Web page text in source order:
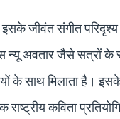
जीवंत संगीत
अवतार जैसे सत्रों के
के साथ मिलाता है।
राष्ट्रीय कविता